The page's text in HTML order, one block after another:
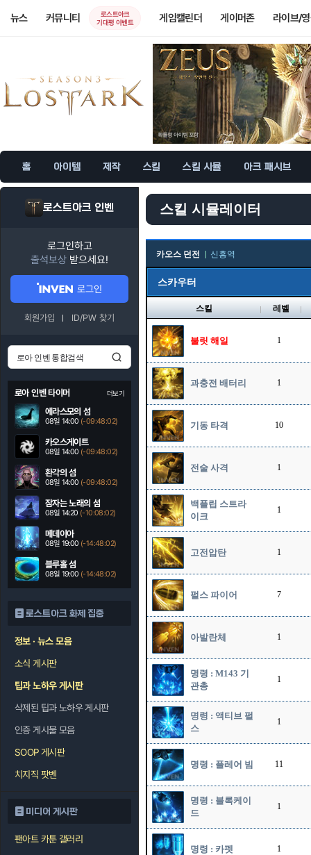
뉴스 커뮤니티
로스트아크
기대평 이벤트
게임캘린더 게이머존 라이브/
홈 아이템 제작 스킬 스킬 시뮬 아크 패시브
로스트아크 인벤
로그인하고
출석보상 받으세요!
로그인
회원가입 ID/PW 찾기
로아 인벤 타이머 더보기
에라스모의 섬
08일 14:00 (-09:48:01)
카오스게이트
08일 14:00 (-09:48:01)
환각의 섬
08일 14:00 (-09:48:01)
잠자는 노래의 섬
08일 14:20 (-10:08:01)
메데이아
08일 19:00 (-14:48:01)
블루홀 섬
08일 19:00 (-14:48:01)
로스트아크 화제 집중
정보 · 뉴스 모음
소식 게시판
팁과 노하우 게시판
삭제된 팁과 노하우 게시판
인증 게시물 모음
SOOP 게시판
치지직 팟벤
미디어 게시판
팬아트 카툰 갤러리
스킬 시뮬레이터
카오스 던전 신흥역
스카우터
스킬 레벨
불릿 해일 1
과충전 배터리 1
기동 타격 10
전술 사격 1
백플립 스트라
이크
1
고전압탄 1
펄스 파이어 7
아발란체 1
명령 : M143 기
관총
1
명령 : 액티브 펄
스
1
명령 : 플레어 빔 11
명령 : 블록케이
드
1
명령 : 카펫 1